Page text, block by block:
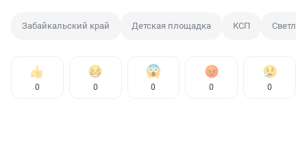
Забайкальский край Детская площадка КСП
0 0 0 0 0